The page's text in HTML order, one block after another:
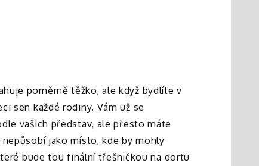
poměrně těžko, ale když bydlíte v
sen každé rodiny. Vám už se
vašich představ, ale přesto máte
jako místo, kde by mohly
bude tou finální třešničkou na dortu